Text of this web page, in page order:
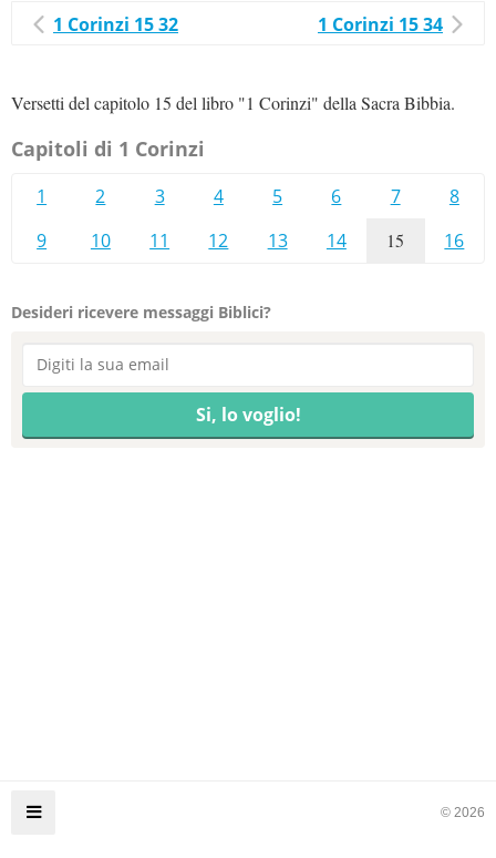
1 Corinzi 15 32 1 Corinzi 15 34
Versetti del capitolo 15 del libro "1 Corinzi" della Sacra Bibbia.
Capitoli di 1 Corinzi
1 2 3 4 5 6 7
8
9
10 11 12 13 14 15 16
Desideri ricevere messaggi Biblici?
© 2026